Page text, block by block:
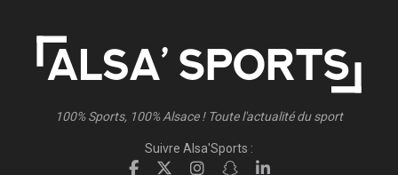
100% Sports, 100% Alsace ! Toute l'actualité du sport
Suivre Alsa'Sports :